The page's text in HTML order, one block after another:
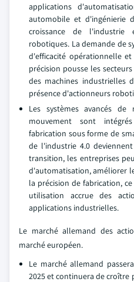
applications
automobile et d'ingénierie
croissance de l'industrie
robotiques. La demande de
d'efficacité opérationnelle
précision pousse les
des machines industrielles
présence d'actionneurs
Les systèmes avancés
mouvement sont
fabrication sous forme de
de l'industrie 4.0
transition, les entreprises
d'automatisation, améliorer
la précision de fabrication,
utilisation accrue des
applications industrielles.
Le marché allemand des
marché européen.
Le marché allemand
2025 et continuera de croître